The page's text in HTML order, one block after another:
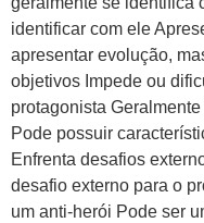
identificar com ele
apresentar evolução,
objetivos Impede ou
protagonista
Pode possuir
Enfrenta desafios
desafio externo para o
um anti-herói Pode ser